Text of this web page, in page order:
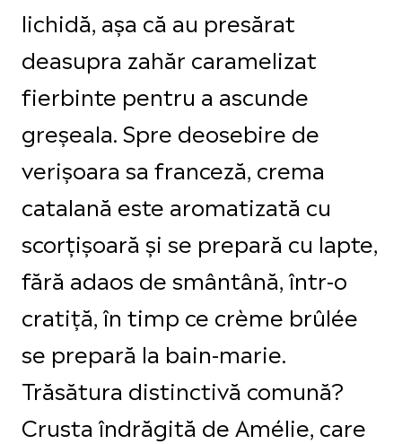
lichidă, așa că au presărat
deasupra zahăr caramelizat
fierbinte pentru a ascunde
greșeala. Spre deosebire de
verișoara sa franceză, crema
catalană este aromatizată cu
scorțișoară și se prepară cu lapte,
fără adaos de smântână, într-o
cratiță, în timp ce crème brûlée
se prepară la bain-marie.
Trăsătura distinctivă comună?
Crusta îndrăgită de Amélie, care